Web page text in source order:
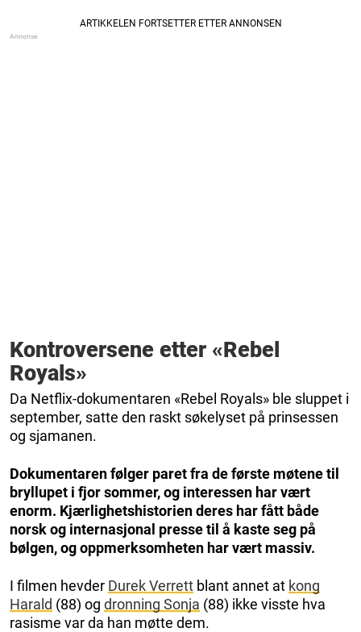
Kontroversene etter «Rebel
Royals»
Da Netflix-dokumentaren «Rebel Royals» ble sluppet i
september, satte den raskt søkelyset på prinsessen
og sjamanen.
Dokumentaren følger paret fra de første møtene til
bryllupet i fjor sommer, og interessen har vært
enorm. Kjærlighetshistorien deres har fått både
norsk og internasjonal presse til å kaste seg på
bølgen, og oppmerksomheten har vært massiv.
I filmen hevder Durek Verrett blant annet at kong
Harald (88) og dronning Sonja (88) ikke visste hva
rasisme var da han møtte dem.